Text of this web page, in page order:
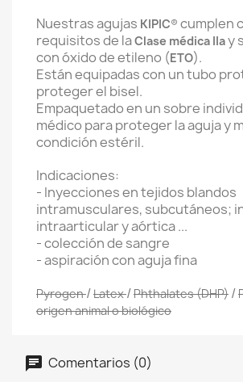
Nuestras agujas KIPIC® cumplen
requisitos de laClase médica IIay
con óxido de etileno (ETO).
Están equipadas con un tubo
proteger el bisel.
Empaquetado en un sobre
médico para proteger la aguja y
condición estéril.
Indicaciones:
- Inyecciones en tejidos blandos
intramusculares, subcutáneos;
intraarticular y aórtica ...
- colección de sangre
- aspiración con aguja fina
Pyrogen/Latex/Phthalates (DHP) /
origen animal o biológico
Comentarios (0)